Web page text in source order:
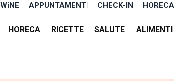
WiNE APPUNTAMENTI CHECK-IN HORECA
HORECA RICETTE SALUTE ALIMENTI